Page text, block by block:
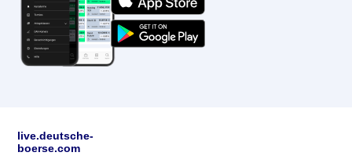
live.deutsche-
boerse.com